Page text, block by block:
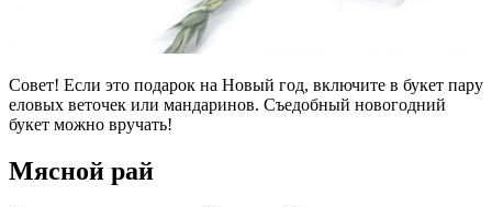
Совет! Если это подарок на Новый год, включите в букет пару
еловых веточек или мандаринов. Съедобный новогодний
букет можно вручать!
Мясной рай